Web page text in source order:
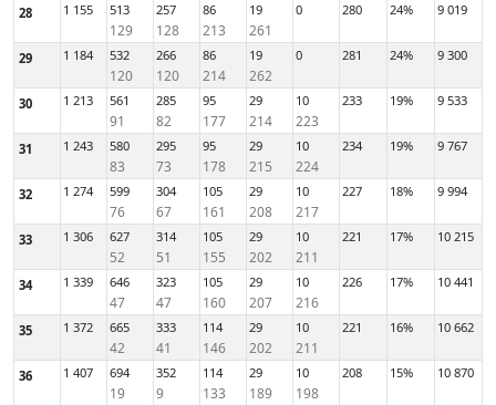
28 1 155 513
129
257
128
86
213
19
261
0 280 24% 9 019
29 1 184 532
120
266
120
86
214
19
262
0 281 24% 9 300
30 1 213 561
91
285
82
95
177
29
214
10
223
233 19% 9 533
31 1 243 580
83
295
73
95
178
29
215
10
224
234 19% 9 767
32 1 274 599
76
304
67
105
161
29
208
10
217
227 18% 9 994
33 1 306 627
52
314
51
105
155
29
202
10
211
221 17% 10 215
34 1 339 646
47
323
47
105
160
29
207
10
216
226 17% 10 441
35 1 372 665
42
333
41
114
146
29
202
10
211
221 16% 10 662
36 1 407 694
19
352
9
114
133
29
189
10
198
208 15% 10 870